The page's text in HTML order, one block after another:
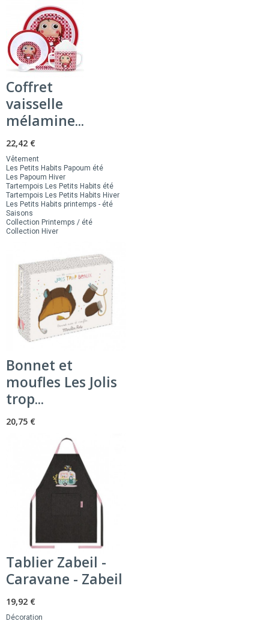
Coffret
vaisselle
mélamine...
22,42 €
Vêtement
Les Petits Habits Papoum été
Les Papoum Hiver
Tartempois Les Petits Habits été
Tartempois Les Petits Habits Hiver
Les Petits Habits printemps - été
Saisons
Collection Printemps / été
Collection Hiver
Bonnet et
moufles Les Jolis
trop...
20,75 €
Tablier Zabeil -
Caravane - Zabeil
19,92 €
Décoration